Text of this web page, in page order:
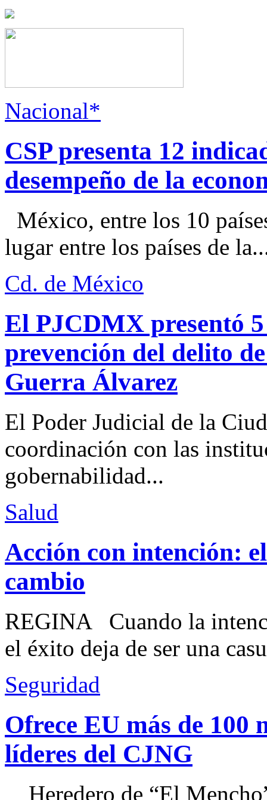
Nacional*
CSP presenta 12
desempeño de la
México, entre los 10
lugar entre los países de
Cd. de México
El PJCDMX presentó
prevención del delito
Guerra Álvarez
El Poder Judicial de la
coordinación con las
gobernabilidad...
Salud
Acción con intención:
cambio
REGINA Cuando la
el éxito deja de ser una
Seguridad
Ofrece EU más de 100
líderes del CJNG
Heredero de “El